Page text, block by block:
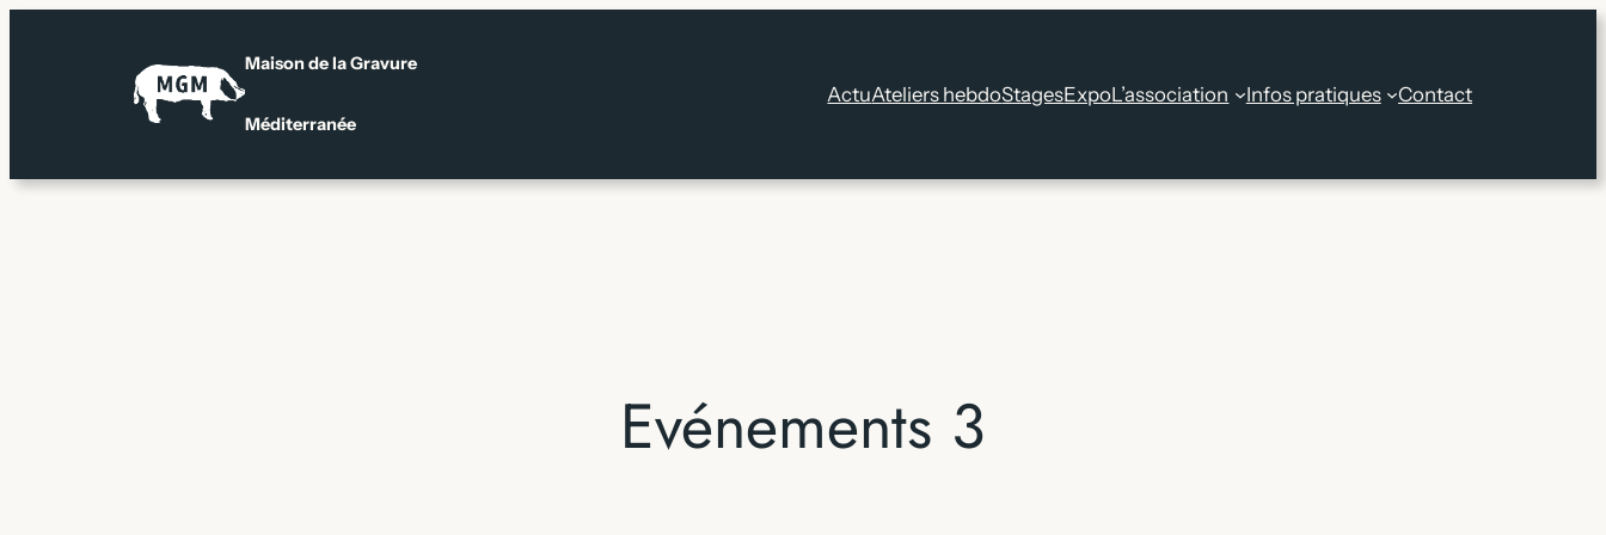
Maison de la Gravure
Méditerranée
ActuAteliers hebdoStagesExpoL’association Infos pratiques Contact
Evénements 3